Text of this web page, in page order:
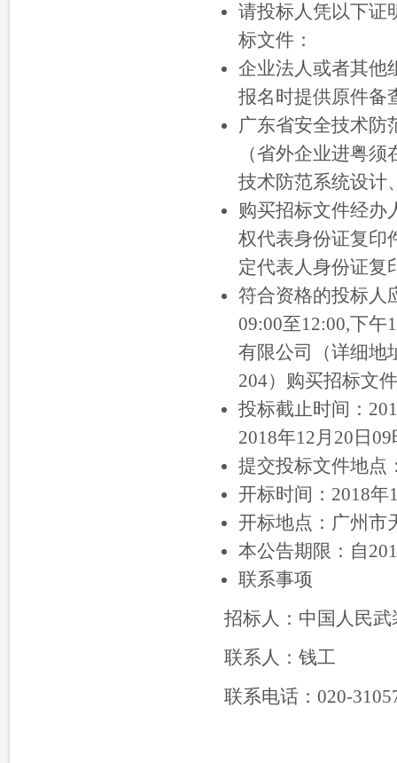
请投标人凭以下证
标文件：
企业法人或者其他
报名时提供原件备
广东省安全技术防
（省外企业进粤
技术防范系统设计
购买招标文件经办
权代表身份证复印
定代表人身份证复
符合资格的投标人
09:00至12:00,下
有限公司（详细地
204）购买招标文
投标截止时间：
2018年12月20日
提交投标文件地点
开标时间：2018年
开标地点：广州市
本公告期限：自
联系事项
招标人：中国人民
联系人：钱工
联系电话：020-